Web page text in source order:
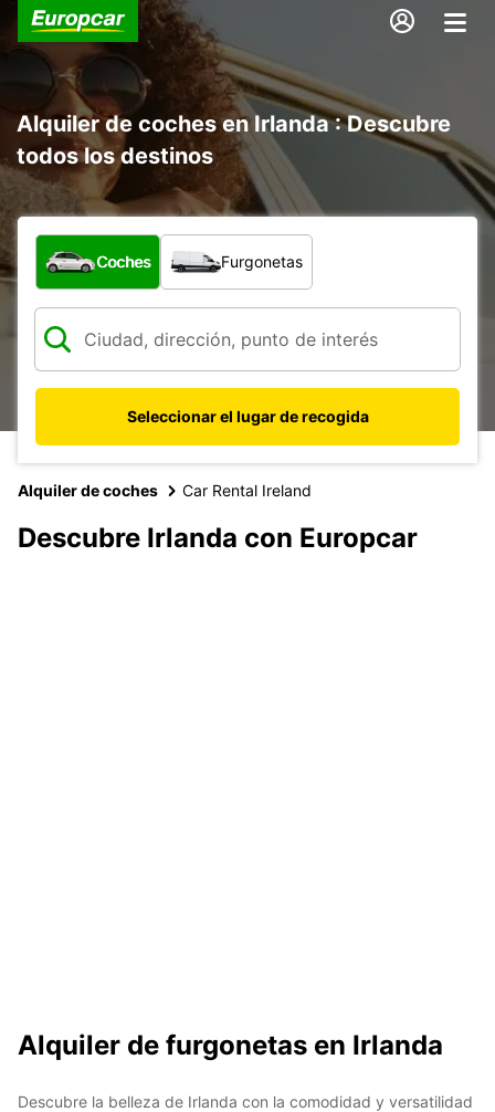
Alquiler de coches en Irlanda : Descubre
todos los destinos
¿Qué tipo de vehículo?
Coches Furgonetas
Seleccionar el lugar de recogida
Alquiler de coches Car Rental Ireland
Descubre Irlanda con Europcar
Alquiler de furgonetas en Irlanda
Descubre la belleza de Irlanda con la comodidad y versatilidad